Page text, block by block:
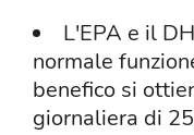
L'EPA e il
normale
benefico si
giornaliera di